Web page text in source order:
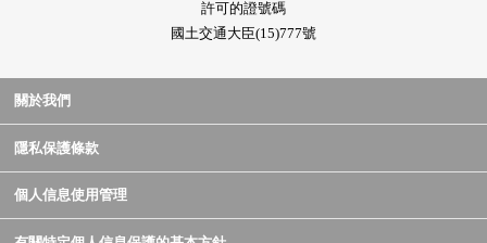
許可的證號碼
國土交通大臣(15)777號
關於我們
隱私保護條款
個人信息使用管理